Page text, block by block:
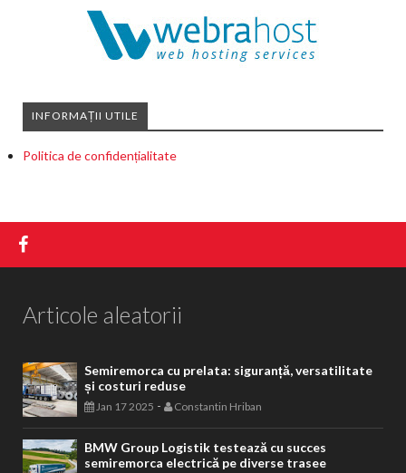
INFORMAȚII UTILE
Politica de confidențialitate
Articole aleatorii
Semiremorca cu prelata: siguranță, versatilitate
și costuri reduse
Jan 17 2025 - Constantin Hriban
BMW Group Logistik testează cu succes
semiremorca electrică pe diverse trasee